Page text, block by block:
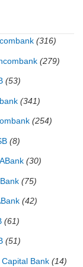
(316)
(279)
(53)
(341)
(254)
(8)
(30)
(75)
(42)
(61)
(51)
Capital Bank (14)